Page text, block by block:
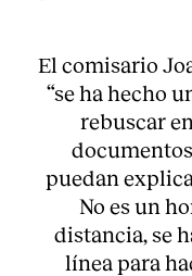
El comisario
“se ha hecho
rebuscar
puedan
No es un
distancia, se
línea para